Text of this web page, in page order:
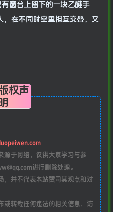
窗台上留下的一块乙醚手
在不同时空里相互交叠，又
权声
源于网络，仅供大家学习与参
进行删除处理。
，并不代表本站赞同其观点和对
或转载任何违法的相关信息，访